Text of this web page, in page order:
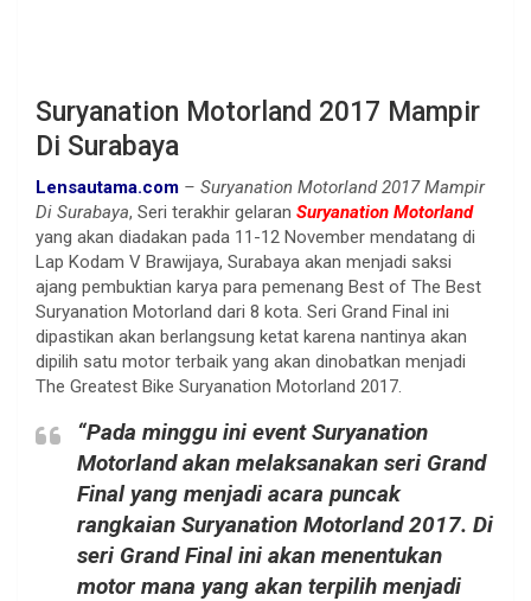
Suryanation Motorland 2017 Mampir
Di Surabaya
Lensautama.com – Suryanation Motorland 2017 Mampir
Di Surabaya, Seri terakhir gelaran Suryanation Motorland
yang akan diadakan pada 11-12 November mendatang di
Lap Kodam V Brawijaya, Surabaya akan menjadi saksi
ajang pembuktian karya para pemenang Best of The Best
Suryanation Motorland dari 8 kota. Seri Grand Final ini
dipastikan akan berlangsung ketat karena nantinya akan
dipilih satu motor terbaik yang akan dinobatkan menjadi
The Greatest Bike Suryanation Motorland 2017.
“Pada minggu ini event Suryanation
Motorland akan melaksanakan seri Grand
Final yang menjadi acara puncak
rangkaian Suryanation Motorland 2017. Di
seri Grand Final ini akan menentukan
motor mana yang akan terpilih menjadi